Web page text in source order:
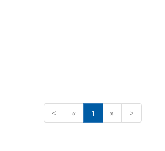
< « 1 » >